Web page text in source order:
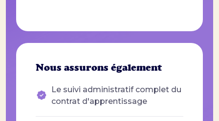
Nous assurons également
Le suivi administratif complet du
contrat d'apprentissage